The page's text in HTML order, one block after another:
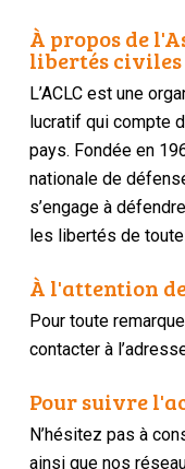
À propos de
libertés civiles
L’ACLC est une
lucratif qui compte
pays. Fondée en
nationale de
s’engage à
les libertés de
À l'attention
Pour toute
contacter à
Pour suivre
N’hésitez pas à
ainsi que nos